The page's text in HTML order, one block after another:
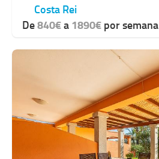
Costa Rei
De840€a1890€por semana